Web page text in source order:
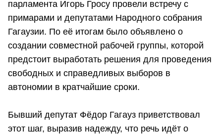
парламента Игорь Гросу провели встречу с
примарами и депутатами Народного собрания
Гагаузии. По её итогам было объявлено о
создании совместной рабочей группы, которой
предстоит выработать решения для проведения
свободных и справедливых выборов в
автономии в кратчайшие сроки.
Бывший депутат Фёдор Гагауз приветствовал
этот шаг, выразив надежду, что речь идёт о